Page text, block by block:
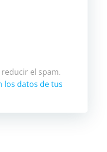
el spam.
los datos de tus